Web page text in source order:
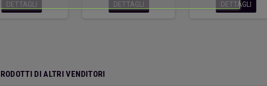
DETTAGLI DETTAGLI DETTAGLI
DI ALTRI VENDITORI